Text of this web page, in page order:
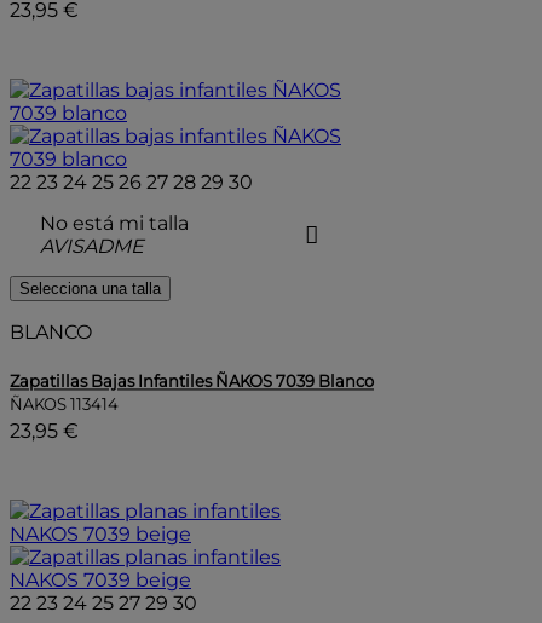
23,95 €
22 23 24 25 26 27 28 29 30
No está mi talla
AVISADME
Selecciona una talla
BLANCO
Zapatillas Bajas Infantiles ÑAKOS 7039 Blanco
ÑAKOS113414
23,95 €
22 23 24 25 27 29 30